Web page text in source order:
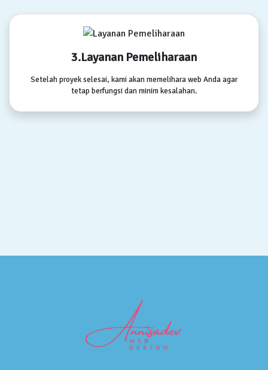
3.Layanan Pemeliharaan
Setelah proyek selesai, kami akan memelihara web Anda agar
tetap berfungsi dan minim kesalahan.